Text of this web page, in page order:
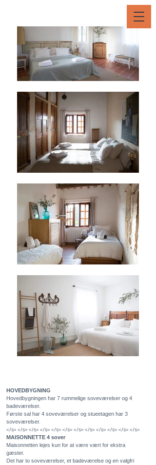
HOVEDBYGNING
Hovedbygningen har 7 rummelige soveværelser og 4
badeværelser.
Første sal har 4 soveværelser og stueetagen har 3
soveværelser.
</s> </s> </s> </s> </s> </s> </s> </s> </s> </s> </s> </s>
MAISONNETTE 4 sover
Maisonnetten lejes kun for at være vært for ekstra
gæster.
Det har to soveværelser, et badeværelse og en valgfri